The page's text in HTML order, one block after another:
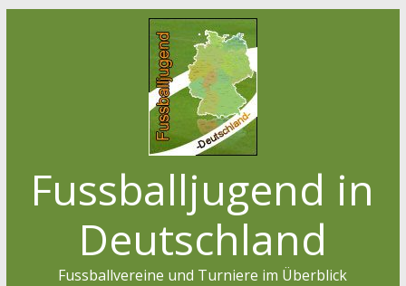
Fussballjugend in
Deutschland
Fussballvereine und Turniere im Überblick